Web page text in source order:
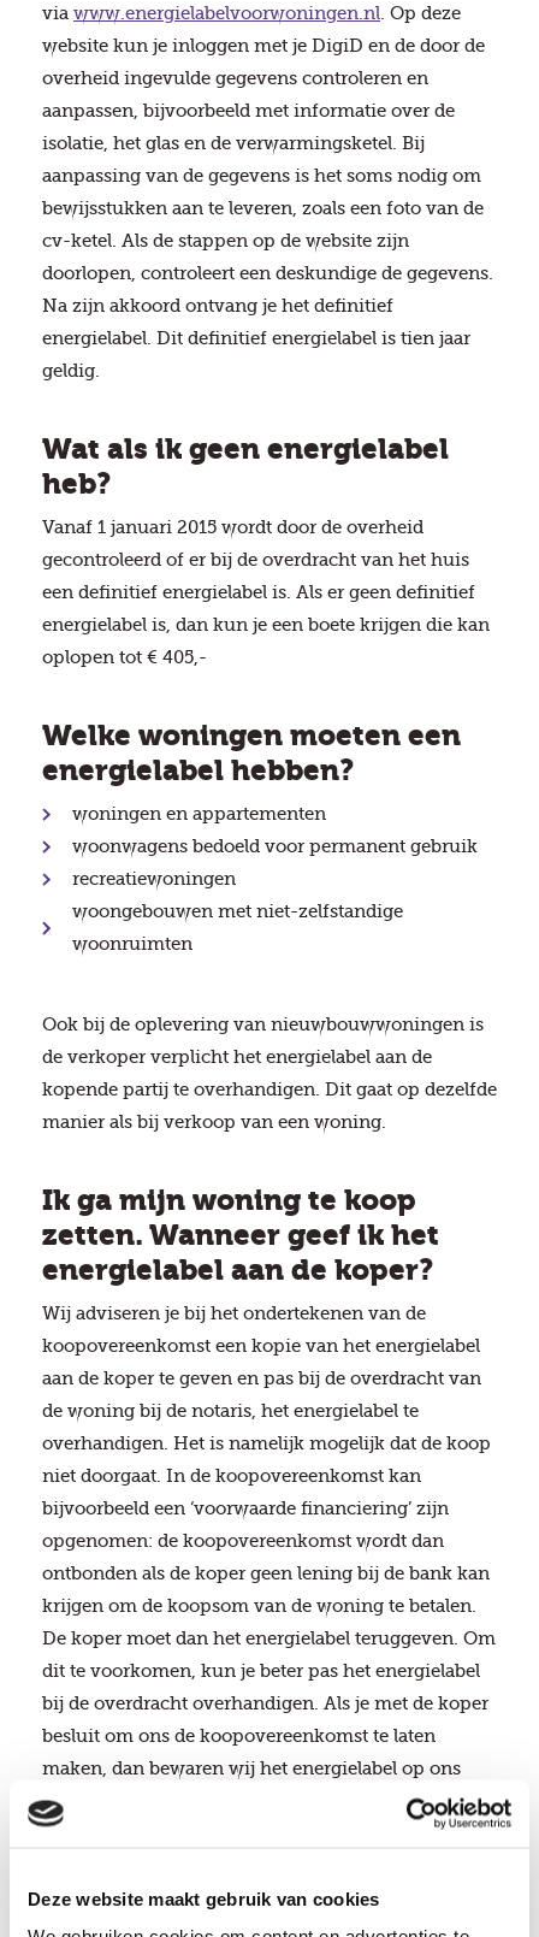
Deze website maakt gebruik van cookies
via www.energielabelvoorwoningen.nl . Op deze
website kun je inloggen met je DigiD en de door de
overheid ingevulde gegevens controleren en
aanpassen, bijvoorbeeld met informatie over de
isolatie, het glas en de verwarmingsketel. Bij
aanpassing van de gegevens is het soms nodig om
bewijsstukken aan te leveren, zoals een foto van de
cv-ketel. Als de stappen op de website zijn
doorlopen, controleert een deskundige de gegevens.
Na zijn akkoord ontvang je het definitief
energielabel. Dit definitief energielabel is tien jaar
geldig.
Wat als ik geen energielabel
heb?
Vanaf 1 januari 2015 wordt door de overheid
gecontroleerd of er bij de overdracht van het huis
een definitief energielabel is. Als er geen definitief
energielabel is, dan kun je een boete krijgen die kan
oplopen tot € 405,-
Welke woningen moeten een
energielabel hebben?
woningen en appartementen
woonwagens bedoeld voor permanent gebruik
recreatiewoningen
woongebouwen met niet-zelfstandige
woonruimten
Ook bij de oplevering van nieuwbouwwoningen is
de verkoper verplicht het energielabel aan de
kopende partij te overhandigen. Dit gaat op dezelfde
manier als bij verkoop van een woning.
Ik ga mijn woning te koop
zetten. Wanneer geef ik het
energielabel aan de koper?
Wij adviseren je bij het ondertekenen van de
koopovereenkomst een kopie van het energielabel
aan de koper te geven en pas bij de overdracht van
de woning bij de notaris, het energielabel te
overhandigen. Het is namelijk mogelijk dat de koop
niet doorgaat. In de koopovereenkomst kan
bijvoorbeeld een ‘voorwaarde financiering’ zijn
opgenomen: de koopovereenkomst wordt dan
ontbonden als de koper geen lening bij de bank kan
krijgen om de koopsom van de woning te betalen.
De koper moet dan het energielabel teruggeven. Om
dit te voorkomen, kun je beter pas het energielabel
bij de overdracht overhandigen. Als je met de koper
besluit om ons de koopovereenkomst te laten
maken, dan bewaren wij het energielabel op ons
kantoor. Je kunt het dan bij de verhuizing niet
kwijtraken of vergeten mee te nemen naar de